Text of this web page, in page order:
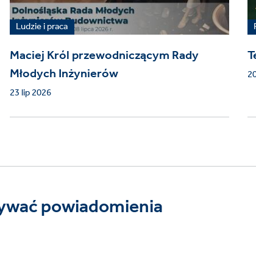
Ludzie i praca
Maciej Król przewodniczącym Rady
Młodych Inżynierów
23 lip 2026
powiadomienia